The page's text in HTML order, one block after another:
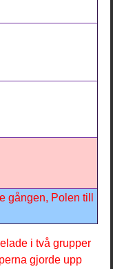
gången, Polen till
i två grupper
gjorde upp